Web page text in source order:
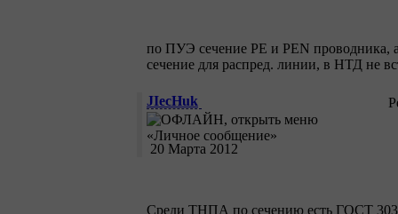
по ПУЭ сечение РЕ и РЕN проводника, а
сечение для распред. линии, в НТД не
JIecHuk
20 Марта 2012
Среди ТНПА по сечению есть ГОСТ